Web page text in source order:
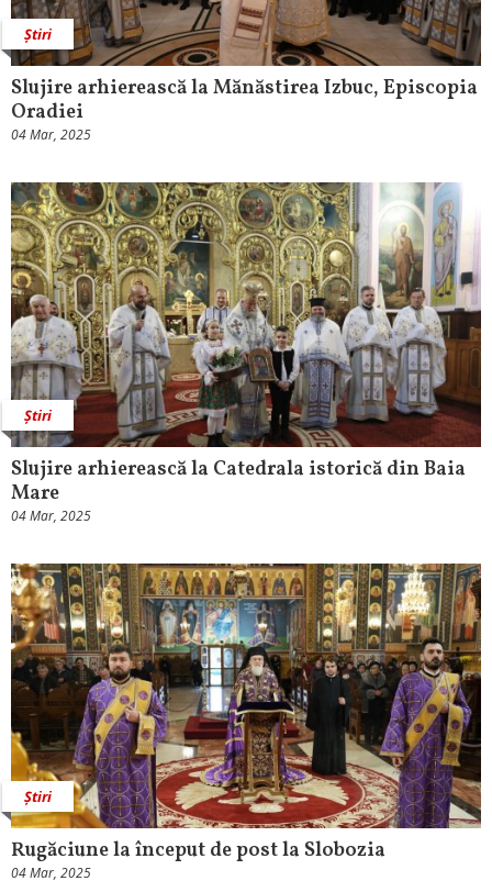
Știri
Slujire arhierească la Mănăstirea Izbuc, Episcopia
Oradiei
04 Mar, 2025
Știri
Slujire arhierească la Catedrala istorică din Baia
Mare
04 Mar, 2025
Știri
Rugăciune la început de post la Slobozia
04 Mar, 2025